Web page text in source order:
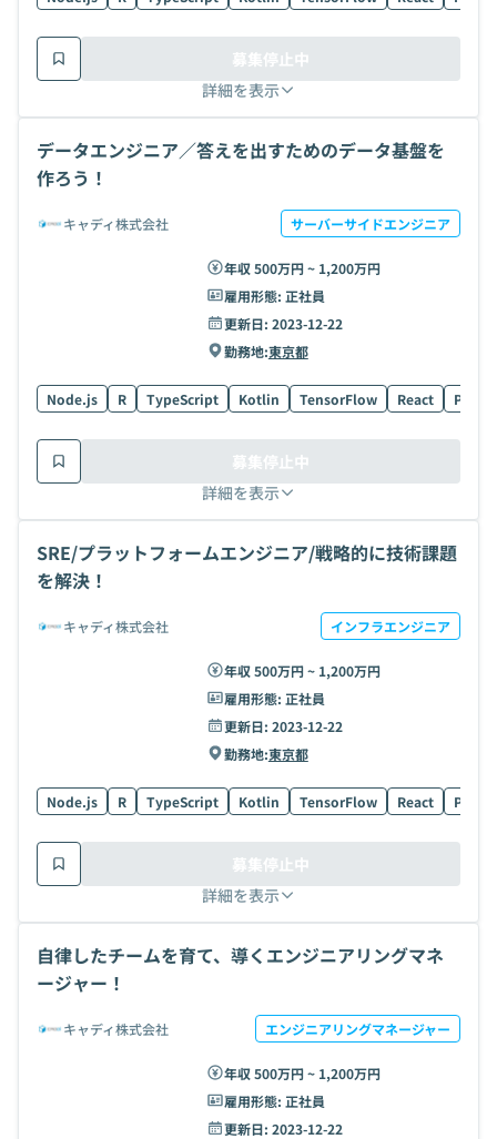
詳細を表示
募集停止中
データエンジニア／答えを出すためのデータ基盤を
作ろう！
キャディ株式会社 サーバーサイドエンジニア
年収 500万円 ~ 1,200万円
雇用形態: 正社員
更新日: 2023-12-22
勤務地:東京都
Node.js R TypeScript Kotlin TensorFlow React
詳細を表示
募集停止中
SRE/プラットフォームエンジニア/戦略的に技術課題
を解決！
キャディ株式会社 インフラエンジニア
年収 500万円 ~ 1,200万円
雇用形態: 正社員
更新日: 2023-12-22
勤務地:東京都
Node.js R TypeScript Kotlin TensorFlow React
詳細を表示
募集停止中
自律したチームを育て、導くエンジニアリングマネ
ージャー！
キャディ株式会社 エンジニアリングマネージャー
年収 500万円 ~ 1,200万円
雇用形態: 正社員
更新日: 2023-12-22